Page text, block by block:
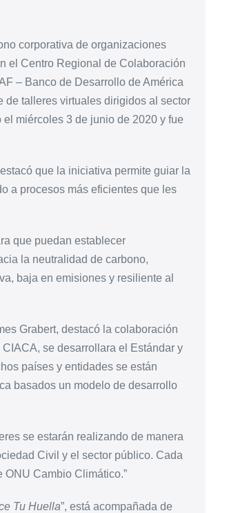
corporativa de organizaciones
el Centro Regional de Colaboración
– Banco de Desarrollo de América
de talleres virtuales dirigidos al sector
miércoles 3 de junio de 2020 y fue
que la iniciativa permite guiar la
a procesos más eficientes que les
que puedan establecer
la neutralidad de carbono,
baja en emisiones y resiliente al
Grabert, destacó la colaboración
se desarrollara el Estándar y
países y entidades se están
basados un modelo de desarrollo
se estarán realizando de manera
Civil y el sector público. Cada
Cambio Climático.”
Tu Huella”, está acompañada de